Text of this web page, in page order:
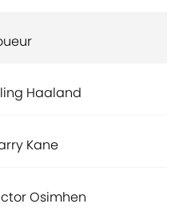
Haaland
Kane
Osimhen